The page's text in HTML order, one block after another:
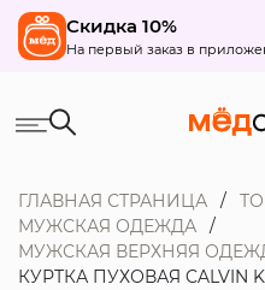
Скидка 10%
На первый заказ в
ГЛАВНАЯ СТРАНИЦА
МУЖСКАЯ ОДЕЖДА
МУЖСКАЯ ВЕРХНЯЯ
КУРТКА ПУХОВАЯ CALVIN